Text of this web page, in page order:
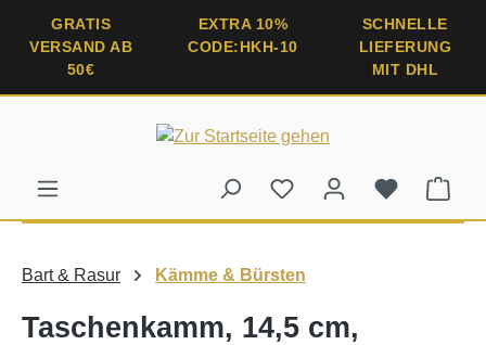
springen
GRATIS
VERSAND AB
50€
EXTRA 10%
CODE:HKH-10
SCHNELLE
LIEFERUNG
MIT DHL
Bart & Rasur Kämme & Bürsten
Taschenkamm, 14,5 cm,